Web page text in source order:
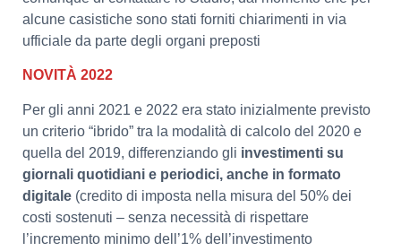
alcune casistiche sono stati forniti chiarimenti in via
ufficiale da parte degli organi preposti
NOVITÀ 2022
Per gli anni 2021 e 2022 era stato inizialmente previsto
un criterio “ibrido” tra la modalità di calcolo del 2020 e
quella del 2019, differenziando gli investimenti su
giornali quotidiani e periodici, anche in formato
digitale (credito di imposta nella misura del 50% dei
costi sostenuti – senza necessità di rispettare
l’incremento minimo dell’1% dell’investimento